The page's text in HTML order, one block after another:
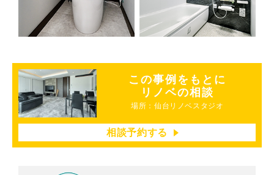
この事例をもとに
リノベの相談
場所：仙台リノベスタジオ
相談予約する